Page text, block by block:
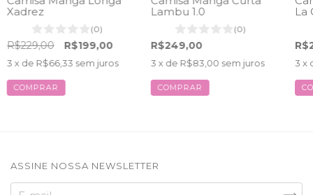
Xadrez
(0)
R$229,00 R$199,00
3 x de R$66,33 sem juros
COMPRAR
Lambu 1.0
(0)
R$249,00
3 x de R$83,00 sem juros
COMPRAR
La
3 x
ASSINE NOSSA NEWSLETTER